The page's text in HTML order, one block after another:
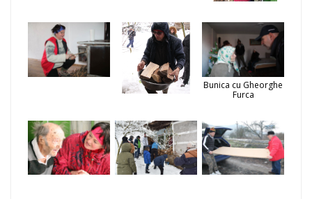
Bunica cu Gheorghe
Furca